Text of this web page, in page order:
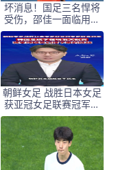
坏消息！国足三名悍将
受伤，邵佳一面临用人
荒，武磊也难出场
朝鲜女足 战胜日本女足
获亚冠女足联赛冠军李
在明 发文祝贺